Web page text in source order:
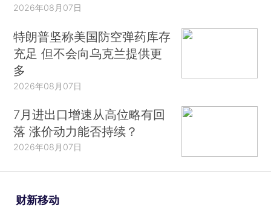
2026年08月07日
特朗普坚称美国防空弹药库存
充足 但不会向乌克兰提供更
多
2026年08月07日
7月进出口增速从高位略有回
落 涨价动力能否持续？
2026年08月07日
财新移动